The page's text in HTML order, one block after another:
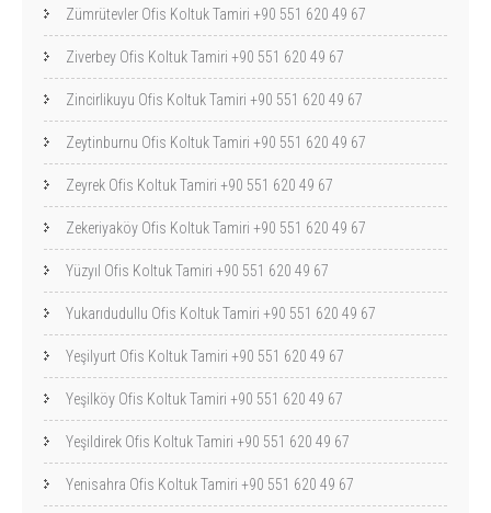
Zümrütevler Ofis Koltuk Tamiri +90 551 620 49 67
Ziverbey Ofis Koltuk Tamiri +90 551 620 49 67
Zincirlikuyu Ofis Koltuk Tamiri +90 551 620 49 67
Zeytinburnu Ofis Koltuk Tamiri +90 551 620 49 67
Zeyrek Ofis Koltuk Tamiri +90 551 620 49 67
Zekeriyaköy Ofis Koltuk Tamiri +90 551 620 49 67
Yüzyıl Ofis Koltuk Tamiri +90 551 620 49 67
Yukarıdudullu Ofis Koltuk Tamiri +90 551 620 49 67
Yeşilyurt Ofis Koltuk Tamiri +90 551 620 49 67
Yeşilköy Ofis Koltuk Tamiri +90 551 620 49 67
Yeşildirek Ofis Koltuk Tamiri +90 551 620 49 67
Yenisahra Ofis Koltuk Tamiri +90 551 620 49 67